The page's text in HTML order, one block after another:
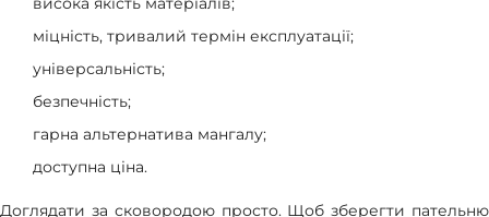
міцність, тривалий термін експлуатації;
універсальність;
безпечність;
гарна альтернатива мангалу;
доступна ціна.
Доглядати за сковородою просто. Щоб зберегти пательню